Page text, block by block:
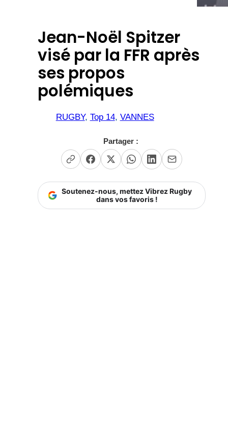
Jean-Noël Spitzer
visé par la FFR après
ses propos
polémiques
RUGBY, Top 14, VANNES
Partager :
Soutenez-nous, mettez Vibrez Rugby
dans vos favoris !